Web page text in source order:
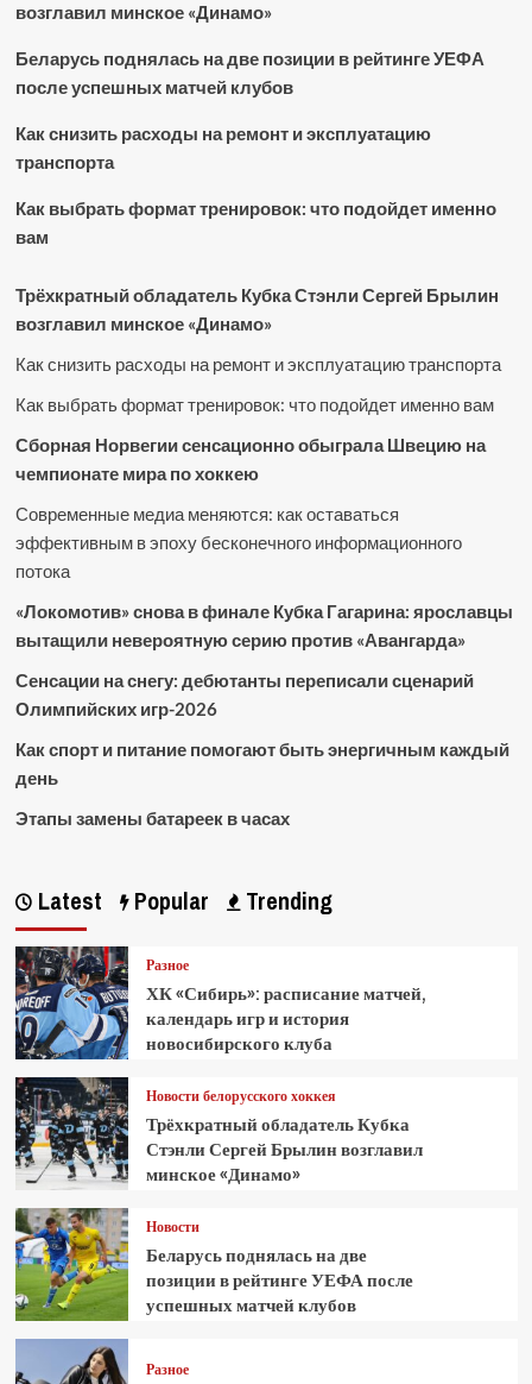
возглавил минское «Динамо»
Беларусь поднялась на две позиции в рейтинге УЕФА
после успешных матчей клубов
Как снизить расходы на ремонт и эксплуатацию
транспорта
Как выбрать формат тренировок: что подойдет именно
вам
Трёхкратный обладатель Кубка Стэнли Сергей Брылин
возглавил минское «Динамо»
Как снизить расходы на ремонт и эксплуатацию транспорта
Как выбрать формат тренировок: что подойдет именно вам
Сборная Норвегии сенсационно обыграла Швецию на
чемпионате мира по хоккею
Современные медиа меняются: как оставаться
эффективным в эпоху бесконечного информационного
потока
«Локомотив» снова в финале Кубка Гагарина: ярославцы
вытащили невероятную серию против «Авангарда»
Сенсации на снегу: дебютанты переписали сценарий
Олимпийских игр-2026
Как спорт и питание помогают быть энергичным каждый
день
Этапы замены батареек в часах
Latest Popular Trending
Разное
ХК «Сибирь»: расписание матчей,
календарь игр и история
новосибирского клуба
Новости белорусского хоккея
Трёхкратный обладатель Кубка
Стэнли Сергей Брылин возглавил
минское «Динамо»
Новости
Беларусь поднялась на две
позиции в рейтинге УЕФА после
успешных матчей клубов
Разное